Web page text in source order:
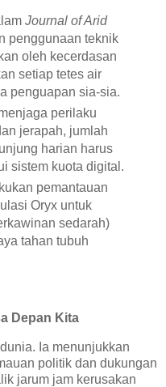
Journal of Arid
penggunaan teknik
oleh kecerdasan
setiap tetes air
penguapan sia-sia.
perilaku
jerapah, jumlah
harian harus
sistem kuota digital.
pemantauan
Oryx untuk
sedarah)
tahan tubuh
Depan Kita
Ia menunjukkan
politik dan dukungan
jarum jam kerusakan